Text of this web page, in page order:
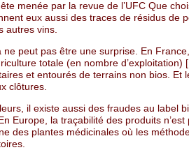
menée par la revue de l’UFC Que
eux aussi des traces de résidus de
autres vins.
ne peut pas être une surprise. En
totale (en nombre
et entourés de terrains non bios. Et
clôtures.
il existe aussi des fraudes au label
Europe, la traçabilité des produits
des plantes médicinales où les